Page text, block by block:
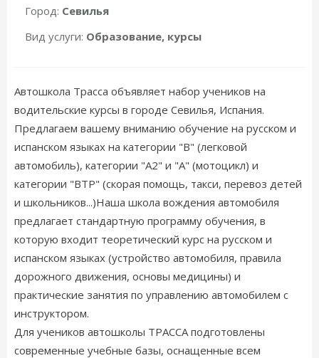
Город: Севилья
Вид услуги: Образование, курсы
Автошкола Трасса объявляет набор учеников на
водительские курсы в городе Севилья, Испания.
Предлагаем вашему вниманию обучение на русском и
испанском языках на категории "В" (легковой
автомобиль), категории "А2" и "A" (мотоцикл) и
категории "ВТР" (скорая помощь, такси, перевоз детей
и школьников...)Наша школа вождения автомобиля
предлагает стандартную программу обучения, в
которую входит теоретический курс на русском и
испанском языках (устройство автомобиля, правила
дорожного движения, основы медицины) и
практические занятия по управлению автомобилем с
инструктором.
Для учеников автошколы ТРАССА подготовлены
современные учебные базы, оснащенные всем